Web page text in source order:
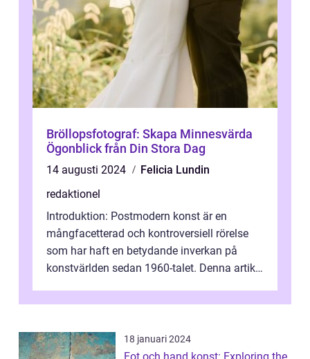
Bröllopsfotograf: Skapa Minnesvärda
Ögonblick från Din Stora Dag
14 augusti 2024
Felicia Lundin
redaktionel
Introduktion: Postmodern konst är en
mångfacetterad och kontroversiell rörelse
som har haft en betydande inverkan på
konstvärlden sedan 1960-talet. Denna artikel
18 januari 2024